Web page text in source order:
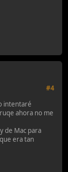
#4
intentaré
ahora no me
de Mac para
era tan